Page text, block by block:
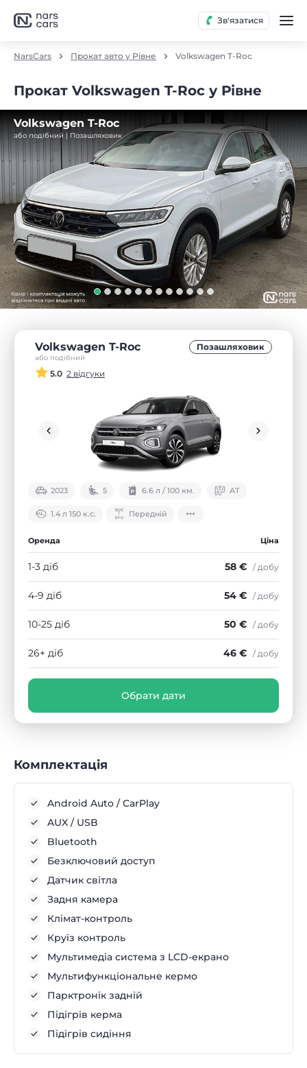
Зв'язатися
NarsCars Прокат авто у Рівне Volkswagen T-Roc
Прокат Volkswagen T-Roc у Рівне
Volkswagen T-Roc
або подібний | Позашляховик
Volkswagen T-Roc
або подібний
Позашляховик
5.0 2 відгуки
2023 5 6.6 л / 100 км. АТ
1.4 л 150 к.с. Передній
Оренда Ціна
1-3 діб 58 € / добу
4-9 діб 54 € / добу
10-25 діб 50 € / добу
26+ діб 46 € / добу
Обрати дати
Комплектація
Android Auto / CarPlay
AUX / USB
Bluetooth
Безключовий доступ
Датчик світла
Задня камера
Клімат-контроль
Круїз контроль
Мультимедіа система з LCD-екрано
Мультифункціональне кермо
Парктронік задній
Підігрів керма
Підігрів сидіння